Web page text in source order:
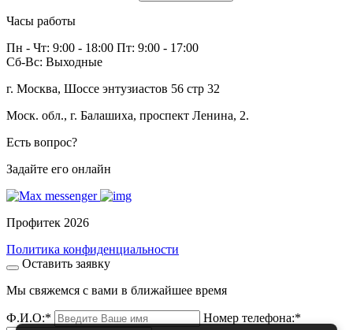
Часы работы
Пн - Чт: 9:00 - 18:00 Пт: 9:00 - 17:00
Сб-Вс: Выходные
г. Москва, Шоссе энтузиастов 56 стр 32
Моск. обл., г. Балашиха, проспект Ленина, 2.
Есть вопрос?
Задайте его онлайн
Профитек 2026
Политика конфиденциальности
Оставить заявку
Мы свяжемся с вами в ближайшее время
Ф.И.О:* Номер телефона:*